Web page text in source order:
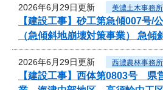
2026年6月29日更新 美濃土木事務所
【建設工事】砂工第急傾007号/
（急傾斜地崩壊対策事業） 急傾
2026年6月29日更新 西濃農林事務所
【建設工事】西体第0803号 県